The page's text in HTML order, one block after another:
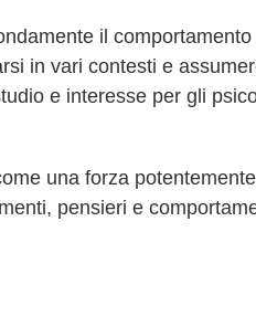
il comportamento
in vari contesti e
e interesse per gli
una forza potentemente
pensieri e